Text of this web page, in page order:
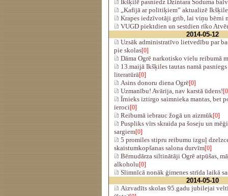
Ikšķilē pasniedz Dzintara Soduma
„Kafijā ar politiķiem” aktualizē
Krapes iedzīvotāji grib, lai viņu bērni
VUGD piektdien un sestdien rīko
2014-05-12
Uzsāk administratīvo lietvedību par
pie skolas[0]
Dāma Ogrē narkotisko vielu reibumā
13.maijā Ikšķiles tautas namā
literatūrā[0]
Asins donoru diena Ogrē[0]
Uzmanību! Avārija, nav karstā ūdens!
Īrnieks iztirgo saimnieka mantas, bet
ieroci[0]
Reibumā iebrauc žogā un aizmūk[0]
Puspliks vīrs skraida pa šoseju un
sargiem[0]
5 promiles stipru reibumu izguļ
skaistumkopšanas salona durvīm[0]
Bērnudārza siltinātāji Ogrē atpūšas,
alkoholu[0]
Slimnīcā nonāk ģimenes strīda laikā
2014-05-10
Aizvadīts skolas 95.gadu jubilejai